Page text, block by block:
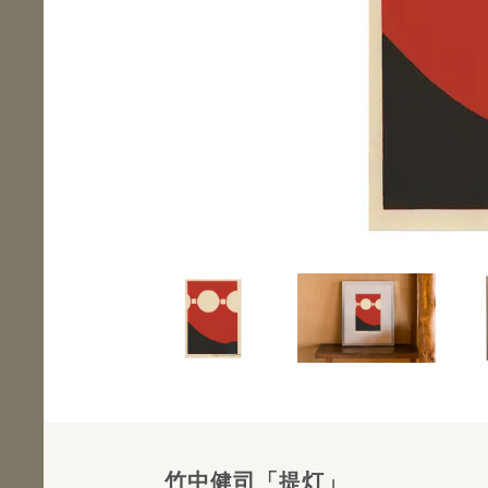
竹中健司「提灯」